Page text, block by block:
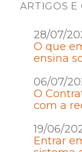
ARTIGOS E
28/07/
O que
ensina
06/07/
O
com a
19/06/
Entrar